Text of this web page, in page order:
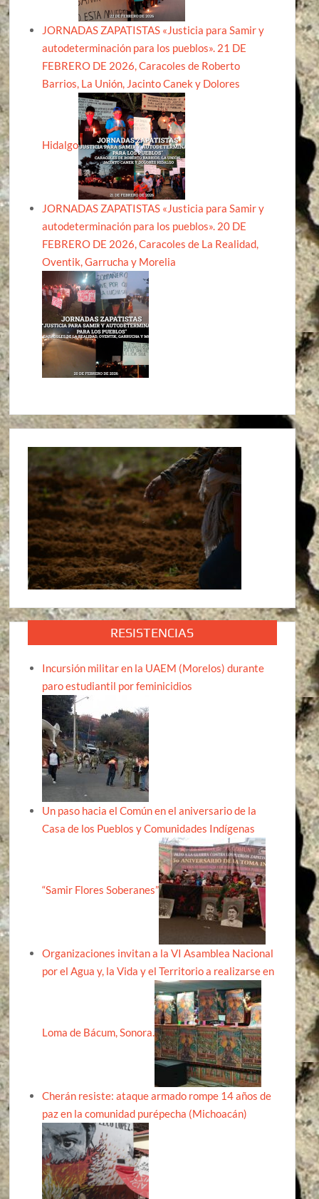
JORNADAS ZAPATISTAS «Justicia para Samir y
autodeterminación para los pueblos». 21 DE
FEBRERO DE 2026, Caracoles de Roberto
Barrios, La Unión, Jacinto Canek y Dolores
Hidalgo
JORNADAS ZAPATISTAS «Justicia para Samir y
autodeterminación para los pueblos». 20 DE
FEBRERO DE 2026, Caracoles de La Realidad,
Oventik, Garrucha y Morelia
RESISTENCIAS
Incursión militar en la UAEM (Morelos) durante
paro estudiantil por feminicidios
Un paso hacia el Común en el aniversario de la
Casa de los Pueblos y Comunidades Indígenas
“Samir Flores Soberanes”
Organizaciones invitan a la VI Asamblea Nacional
por el Agua y, la Vida y el Territorio a realizarse en
Loma de Bácum, Sonora.
Cherán resiste: ataque armado rompe 14 años de
paz en la comunidad purépecha (Michoacán)